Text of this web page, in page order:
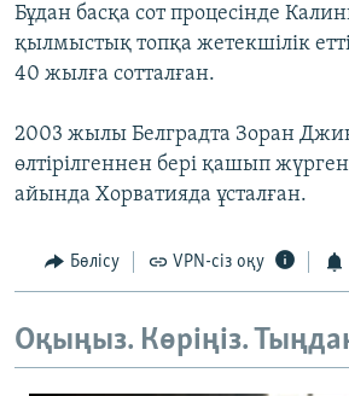
Бұдан басқа сот процесінде
қылмыстық топқа жетекшілік
40 жылға сотталған.
2003 жылы Белградта Зоран
өлтірілгеннен бері қашып
айында Хорватияда ұсталған.
Бөлісу VPN-сіз оқу
Оқыңыз. Көріңіз.